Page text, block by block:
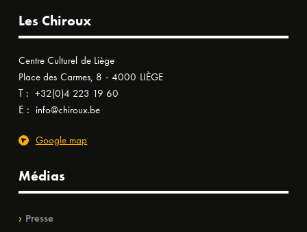
Les Chiroux
Centre Culturel de Liège
Place des Carmes, 8 - 4000 LIÈGE
T : +32(0)4 223 19 60
E : info@chiroux.be
Google map
Médias
Presse